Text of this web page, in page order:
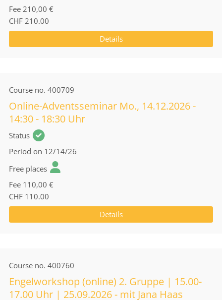
Fee 210,00 €
CHF 210.00
Details
Course no. 400709
Online-Adventsseminar Mo., 14.12.2026 -
14:30 - 18:30 Uhr
Status
Period on 12/14/26
Free places
Fee 110,00 €
CHF 110.00
Details
Course no. 400760
Engelworkshop (online) 2. Gruppe | 15.00-
17.00 Uhr | 25.09.2026 - mit Jana Haas